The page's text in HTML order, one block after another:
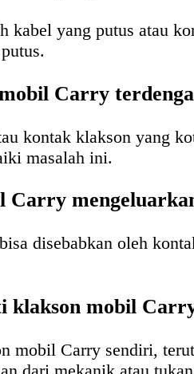
kabel yang putus atau
Carry
kontak klakson yang
masalah ini.
Carry
disebabkan oleh
klakson mobil
mobil Carry sendiri,